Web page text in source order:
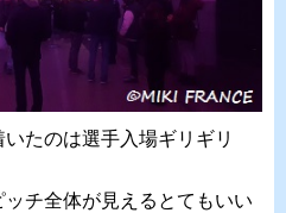
たのは選手入場ギリギリ
チ全体が見えるとてもいい